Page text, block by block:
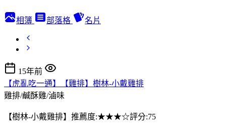
相簿 部落格 名片
15年前
【虎亂吃一通】【雞排】樹林-小戴雞排
雞排/鹹酥雞/滷味
【樹林-小戴雞排】推薦度:★★★☆評分:75